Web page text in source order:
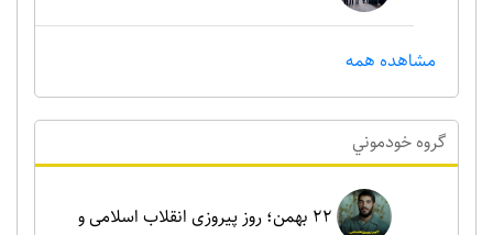
مشاهده همه
گروه خودموني
۲۲ بهمن؛ روز پیروزی انقلاب اسلامی و